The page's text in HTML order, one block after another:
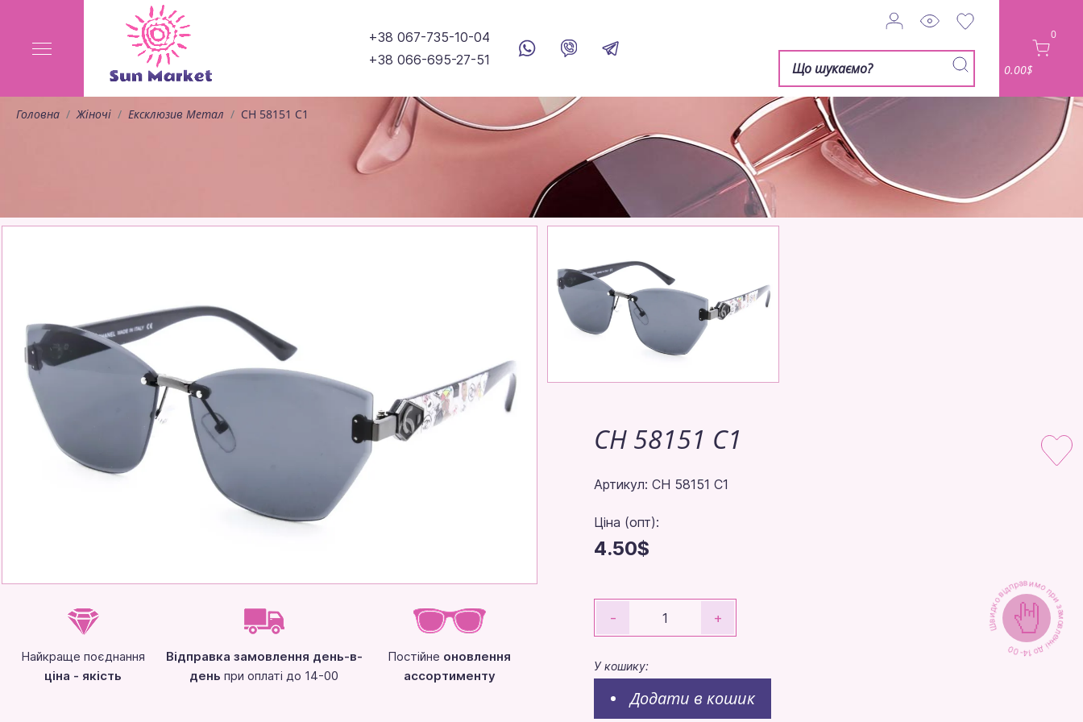
+38 067-735-10-04
+38 066-695-27-51
0
0.00$
Головна Жіночі Ексклюзив Метал CH 58151 C1
Найкраще поєднання
ціна - якість
Відправка замовлення день-в-
день при оплаті до 14-00
Постійне оновлення
ассортименту
CH 58151 C1
Артикул: CH 58151 C1
Ціна (опт):
4.50$
- +
У кошику:
Додати в кошик
Швидко відправимо при замовленні до 14-00